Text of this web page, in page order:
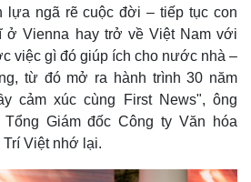
lựa ngã rẽ cuộc đời – tiếp tục con
ở Vienna hay trở về Việt Nam với
việc gì đó giúp ích cho nước nhà –
từ đó mở ra hành trình 30 năm
cảm xúc cùng First News", ông
Giám đốc Công ty Văn hóa
Việt nhớ lại.